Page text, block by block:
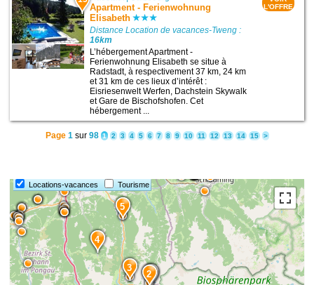
Apartment - Ferienwohnung
Elisabeth
Distance Location de vacances-Tweng :
16km
L’hébergement Apartment -
Ferienwohnung Elisabeth se situe à
Radstadt, à respectivement 37 km, 24 km
et 31 km de ces lieux d’intérêt :
Eisriesenwelt Werfen, Dachstein Skywalk
et Gare de Bischofshofen. Cet
hébergement ...
L'OFFRE
Page 1sur 98 1 2 3 4 5 6 7 8 9 10 11 12 13 14 15 >
Locations-vacances Tourisme
7
5
4
3
21